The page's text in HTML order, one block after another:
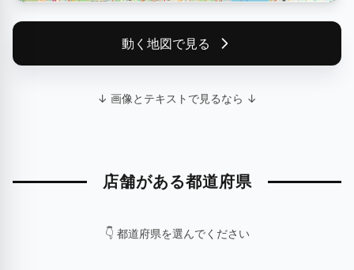
動く地図で見る
↓ 画像とテキストで見るなら ↓
店舗がある都道府県
👇 都道府県を選んでください